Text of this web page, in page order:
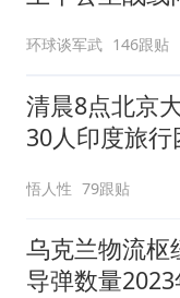
苏梅方向乌
制打残
环球谈军武 146跟贴
清晨8点北京
30人印度旅行
悟人性 79跟贴
乌克兰物流枢
导弹数量2023